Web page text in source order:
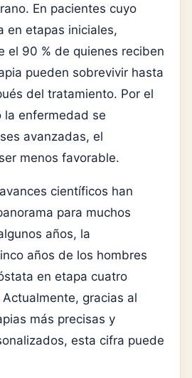
En pacientes cuyo
en etapas iniciales,
el 90 % de quienes reciben
pueden sobrevivir hasta
del tratamiento. Por el
la enfermedad se
avanzadas, el
menos favorable.
científicos han
para muchos
años, la
años de los hombres
en etapa cuatro
gracias al
más precisas y
esta cifra puede